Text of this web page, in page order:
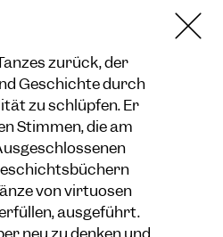
zurück, der
Geschichte durch
zu schlüpfen. Er
Stimmen, die am
von virtuosen
ausgeführt.